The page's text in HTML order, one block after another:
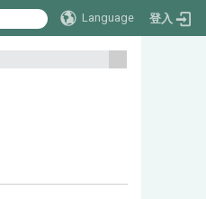
Language 登入
:::